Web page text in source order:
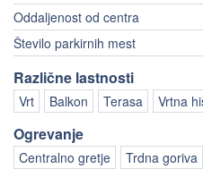
Oddaljenost od centra
Število parkirnih mest
Različne lastnosti
Vrt Balkon Terasa Vrtna
Ogrevanje
Centralno gretje Trdna goriva